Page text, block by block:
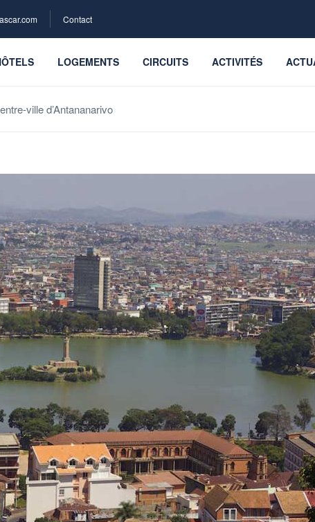
Contact
LOGEMENTS CIRCUITS ACTIVITÉS
ville d’Antananarivo